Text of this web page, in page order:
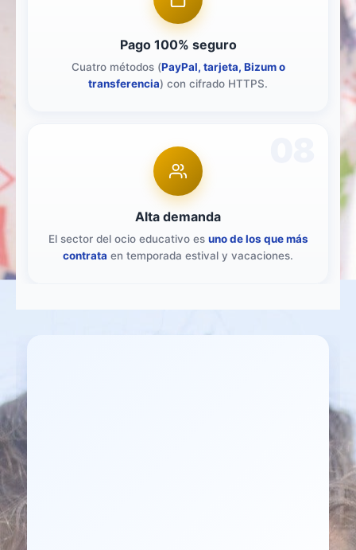
Pago 100% seguro
Cuatro métodos (PayPal, tarjeta, Bizum o
transferencia) con cifrado HTTPS.
Alta demanda
El sector del ocio educativo es uno de los que más
contrata en temporada estival y vacaciones.